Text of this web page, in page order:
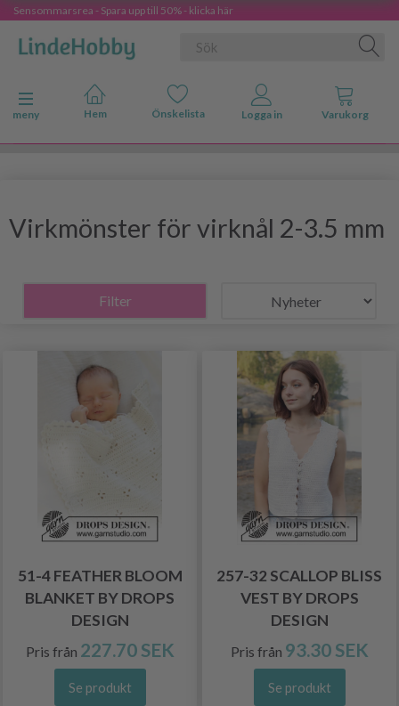
Sensommarsrea - Spara upp till 50% - klicka här
Ändra navigering
meny
Virkmönster för virknål 2-3.5 mm
Filter
51-4 FEATHER BLOOM
BLANKET BY DROPS
DESIGN
Pris från 227.70 SEK
Se produkt
257-32 SCALLOP BLISS
VEST BY DROPS
DESIGN
Pris från 93.30 SEK
Se produkt